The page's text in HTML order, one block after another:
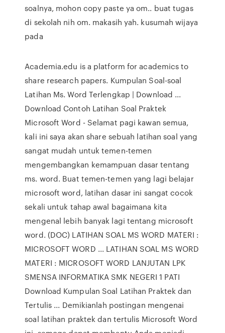
soalnya, mohon copy paste ya om.. buat tugas
di sekolah nih om. makasih yah. kusumah wijaya
pada
Academia.edu is a platform for academics to
share research papers. Kumpulan Soal-soal
Latihan Ms. Word Terlengkap | Download ...
Download Contoh Latihan Soal Praktek
Microsoft Word - Selamat pagi kawan semua,
kali ini saya akan share sebuah latihan soal yang
sangat mudah untuk temen-temen
mengembangkan kemampuan dasar tentang
ms. word. Buat temen-temen yang lagi belajar
microsoft word, latihan dasar ini sangat cocok
sekali untuk tahap awal bagaimana kita
mengenal lebih banyak lagi tentang microsoft
word. (DOC) LATIHAN SOAL MS WORD MATERI :
MICROSOFT WORD ... LATIHAN SOAL MS WORD
MATERI : MICROSOFT WORD LANJUTAN LPK
SMENSA INFORMATIKA SMK NEGERI 1 PATI
Download Kumpulan Soal Latihan Praktek dan
Tertulis ... Demikianlah postingan mengenai
soal latihan praktek dan tertulis Microsoft Word